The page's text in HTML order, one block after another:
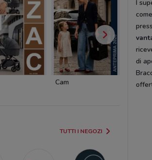
Cam Cofidis
TUTTI I NEGOZI
I
di